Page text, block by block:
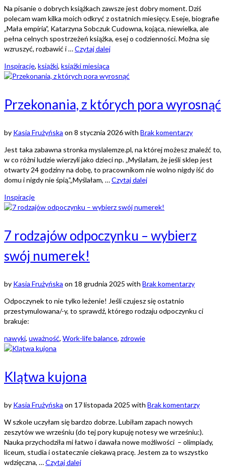
Na pisanie o dobrych książkach zawsze jest dobry moment. Dziś
polecam wam kilka moich odkryć z ostatnich miesięcy. Eseje, biografie
„Mała empiria”, Katarzyna Sobczuk Cudowna, kojąca, niewielka, ale
pełna celnych spostrzeżeń książka, esej o codzienności. Można się
wzruszyć, rozbawić i …Czytaj dalej
Inspiracje, książki, książki miesiąca
Przekonania, z których pora wyrosnąć
by Kasia Frużyńska on 8 stycznia 2026with Brak komentarzy
Jest taka zabawna stronka myslalemze.pl, na której możesz znaleźć to,
w co różni ludzie wierzyli jako dzieci np. „Myślałam, że jeśli sklep jest
otwarty 24 godziny na dobę, to pracownikom nie wolno nigdy iść do
domu i nigdy nie śpią.”„Myślałam, …Czytaj dalej
Inspiracje
7 rodzajów odpoczynku – wybierz
swój numerek!
by Kasia Frużyńska on 18 grudnia 2025 with Brak komentarzy
Odpoczynek to nie tylko leżenie! Jeśli czujesz się ostatnio
przestymulowana/-y, to sprawdź, którego rodzaju odpoczynku ci
brakuje:
nawyki, uważność, Work-life balance, zdrowie
Klątwa kujona
by Kasia Frużyńska on 17 listopada 2025 with Brak komentarzy
W szkole uczyłam się bardzo dobrze. Lubiłam zapach nowych
zeszytów we wrześniu (do tej pory kupuję notesy we wrześniu:).
Nauka przychodziła mi łatwo i dawała nowe możliwości – olimpiady,
liceum, studia i ostatecznie ciekawą pracę. Jestem za to wszystko
wdzięczna, …Czytaj dalej